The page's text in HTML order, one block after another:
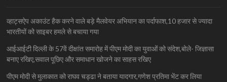
व्हाट्सऐप अकाउंट हैक करने वाले बड़े मैलवेयर अभियान का पर्दाफाश,10 हजार से ज्यादा
भारतीयों को साइबर हमले से बचाया गया
आईआईटी दिल्ली के 57वें दीक्षांत समारोह में पीएम मोदी का युवाओं को संदेश,बोले- जिज्ञासा
बनाए रखिए,सवाल पूछिए और समाधान खोजने का साहस रखिए
पीएम मोदी से मुलाकात को राघव चड्ढा ने बताया यादगार,गणेश प्रतिमा भेंट कर लिया